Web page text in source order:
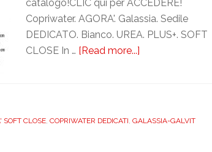
catalogo!CLIC qui per ACCEDERE!
Copriwater. AGORA'. Galassia. Sedile
DEDICATO. Bianco. UREA. PLUS+. SOFT
CLOSE In …[Read more...]about
AGORA’.
CLOSE,COPRIWATER DEDICATI,GALASSIA-GALVIT